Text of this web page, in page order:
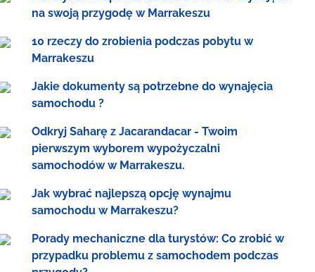
na swoją przygodę w Marrakeszu
10 rzeczy do zrobienia podczas pobytu w
Marrakeszu
Jakie dokumenty są potrzebne do wynajęcia
samochodu ?
Odkryj Saharę z Jacarandacar - Twoim
pierwszym wyborem wypożyczalni
samochodów w Marrakeszu.
Jak wybrać najlepszą opcję wynajmu
samochodu w Marrakeszu?
Porady mechaniczne dla turystów: Co zrobić w
przypadku problemu z samochodem podczas